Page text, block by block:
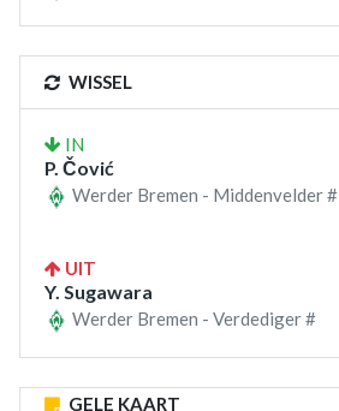
WISSEL
IN
P. Čović
Werder Bremen - Middenvelder #
UIT
Y. Sugawara
Werder Bremen - Verdediger #
GELE KAART